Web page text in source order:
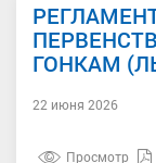
ГОНКАМ
22 июня 2026
Просмотр